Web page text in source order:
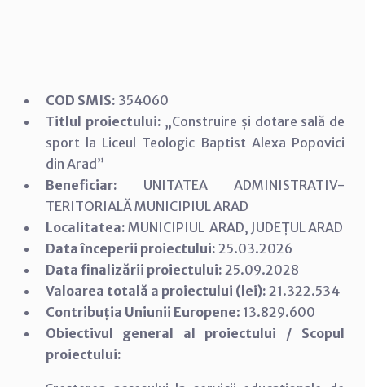
COD SMIS: 354060
Titlul proiectului: „Construire și dotare sală de
sport la Liceul Teologic Baptist Alexa Popovici
din Arad”
Beneficiar: UNITATEA ADMINISTRATIV-
TERITORIALĂ MUNICIPIUL ARAD
Localitatea: MUNICIPIUL ARAD, JUDEȚUL ARAD
Data începerii proiectului: 25.03.2026
Data finalizării proiectului: 25.09.2028
Valoarea totală a proiectului (lei): 21.322.534
Contribuția Uniunii Europene: 13.829.600
Obiectivul general al proiectului / Scopul
proiectului: